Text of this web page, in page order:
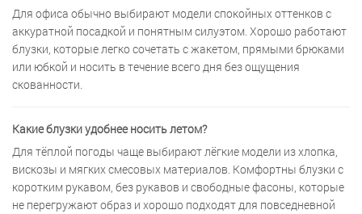
Для офиса обычно выбирают модели спокойных оттенков с
аккуратной посадкой и понятным силуэтом. Хорошо работают
блузки, которые легко сочетать с жакетом, прямыми брюками
или юбкой и носить в течение всего дня без ощущения
скованности.
Какие блузки удобнее носить летом?
Для тёплой погоды чаще выбирают лёгкие модели из хлопка,
вискозы и мягких смесовых материалов. Комфортны блузки с
коротким рукавом, без рукавов и свободные фасоны, которые
не перегружают образ и хорошо подходят для повседневной